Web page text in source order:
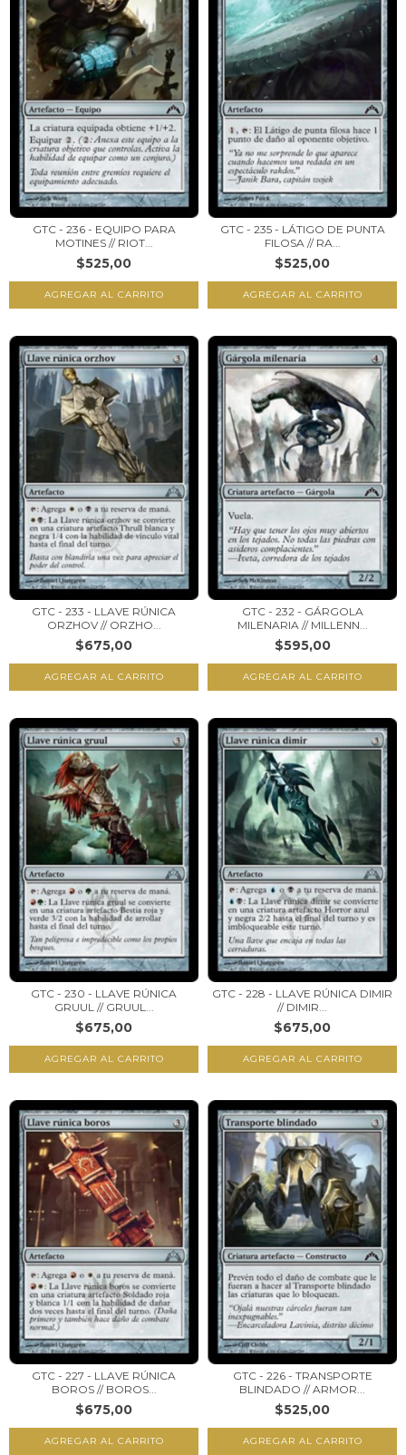
GTC - 236 - EQUIPO PARA
MOTINES // RIOT...
$525,00
GTC - 235 - LÁTIGO DE PUNTA
FILOSA // RA...
$525,00
GTC - 233 - LLAVE RÚNICA
ORZHOV // ORZHO...
$675,00
GTC - 232 - GÁRGOLA
MILENARIA // MILLENN...
$595,00
GTC - 230 - LLAVE RÚNICA
GRUUL // GRUUL...
$675,00
GTC - 228 - LLAVE RÚNICA DIMIR
// DIMIR...
$675,00
GTC - 227 - LLAVE RÚNICA
BOROS // BOROS...
$675,00
GTC - 226 - TRANSPORTE
BLINDADO // ARMOR...
$525,00